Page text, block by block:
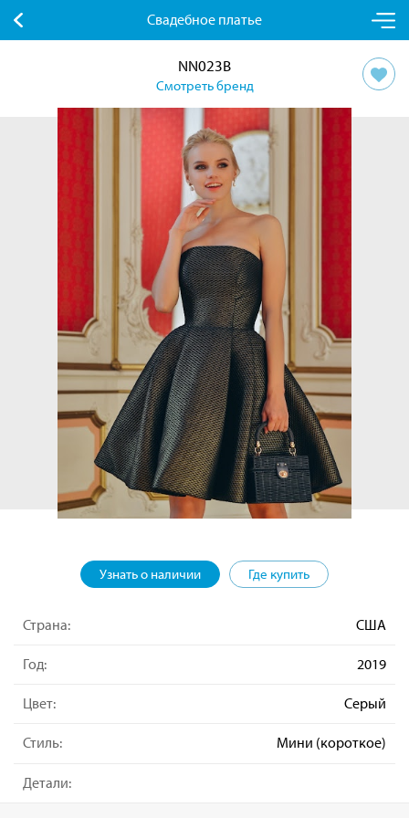
Свадебное платье
NN023B
Смотреть бренд
Узнать о наличии Где купить
Страна: США
Год: 2019
Цвет: Серый
Стиль: Мини (короткое)
Детали: